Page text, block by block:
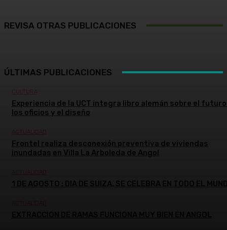
REVISA OTRAS PUBLICACIONES
ÚLTIMAS PUBLICACIONES
Experiencia de la UCT integra libro alemán sobre el
los oficios y el diseño
Frontel realiza desconexión preventiva de viviendas
inundadas en Villa La Arboleda de Angol
1 DE AGOSTO : DIA DE SUIZA, SE CELEBRA EN TODO EL